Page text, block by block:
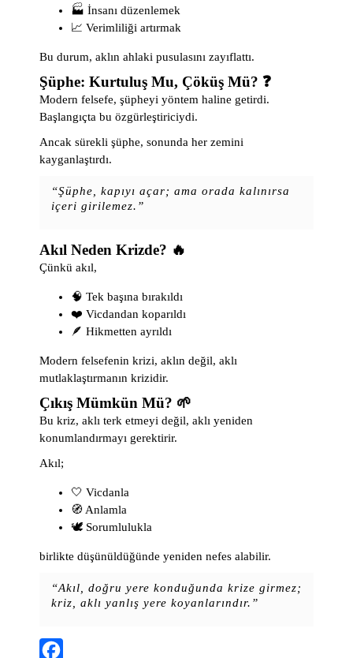
🏭 İnsanı düzenlemek
📈 Verimliliği artırmak
Bu durum, aklın ahlaki pusulasını zayıflattı.
Şüphe: Kurtuluş Mu, Çöküş Mü? ❓
Modern felsefe, şüpheyi yöntem haline getirdi.
Başlangıçta bu özgürleştiriciydi.
Ancak sürekli şüphe, sonunda her zemini
kayganlaştırdı.
“Şüphe, kapıyı açar; ama orada kalınırsa
içeri girilemez.”
Akıl Neden Krizde? 🔥
Çünkü akıl,
🧠 Tek başına bırakıldı
❤️ Vicdandan koparıldı
🪶 Hikmetten ayrıldı
Modern felsefenin krizi, aklın değil, aklı
mutlaklaştırmanın krizidir.
Çıkış Mümkün Mü? 🌱
Bu kriz, aklı terk etmeyi değil, aklı yeniden
konumlandırmayı gerektirir.
Akıl;
🤍 Vicdanla
🧭 Anlamla
🕊️ Sorumlulukla
birlikte düşünüldüğünde yeniden nefes alabilir.
“Akıl, doğru yere konduğunda krize girmez;
kriz, aklı yanlış yere koyanlarındır.”